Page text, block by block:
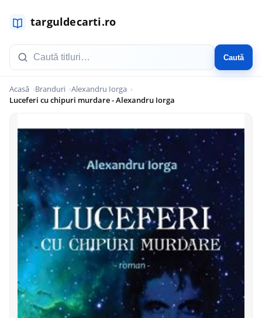
Caută
Acasă Branduri Alexandru Iorga
Luceferi cu chipuri murdare - Alexandru Iorga